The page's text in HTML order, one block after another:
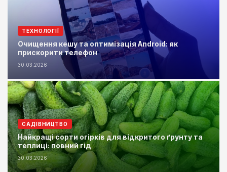
ТЕХНОЛОГІЇ
Очищення кешу та оптимізація Android: як
прискорити телефон
30.03.2026
САДІВНИЦТВО
Найкращі сорти огірків для відкритого ґрунту та
теплиці: повний гід
30.03.2026